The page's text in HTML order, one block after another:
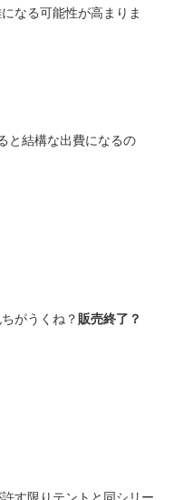
なる可能性が高まりま
と結構な出費になるの
がうくね？ 販売終了？